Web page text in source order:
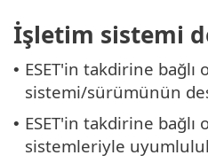
İşletim sistemi
• ESET'in takdirine
sistemi/sürümünün
• ESET'in takdirine
sistemleriyle